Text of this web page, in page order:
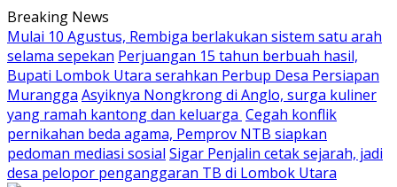
Skip
to
content
Breaking News
Mulai 10 Agustus, Rembiga berlakukan sistem satu arah
selama sepekan Perjuangan 15 tahun berbuah hasil,
Bupati Lombok Utara serahkan Perbup Desa Persiapan
Murangga Asyiknya Nongkrong di Anglo, surga kuliner
yang ramah kantong dan keluarga Cegah konflik
pernikahan beda agama, Pemprov NTB siapkan
pedoman mediasi sosial Sigar Penjalin cetak sejarah, jadi
desa pelopor penganggaran TB di Lombok Utara